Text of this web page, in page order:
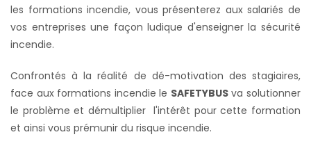
les formations incendie, vous présenterez aux salariés de
vos entreprises une façon ludique d'enseigner la sécurité
incendie.
Confrontés à la réalité de dé-motivation des stagiaires,
face aux formations incendie le SAFETYBUSva solutionner
le problème et démultiplier l'intérêt pour cette formation
et ainsi vous prémunir du risque incendie.